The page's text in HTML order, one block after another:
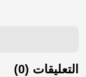
التعليقات (0)